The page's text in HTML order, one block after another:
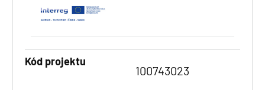
Kód projektu
100743023